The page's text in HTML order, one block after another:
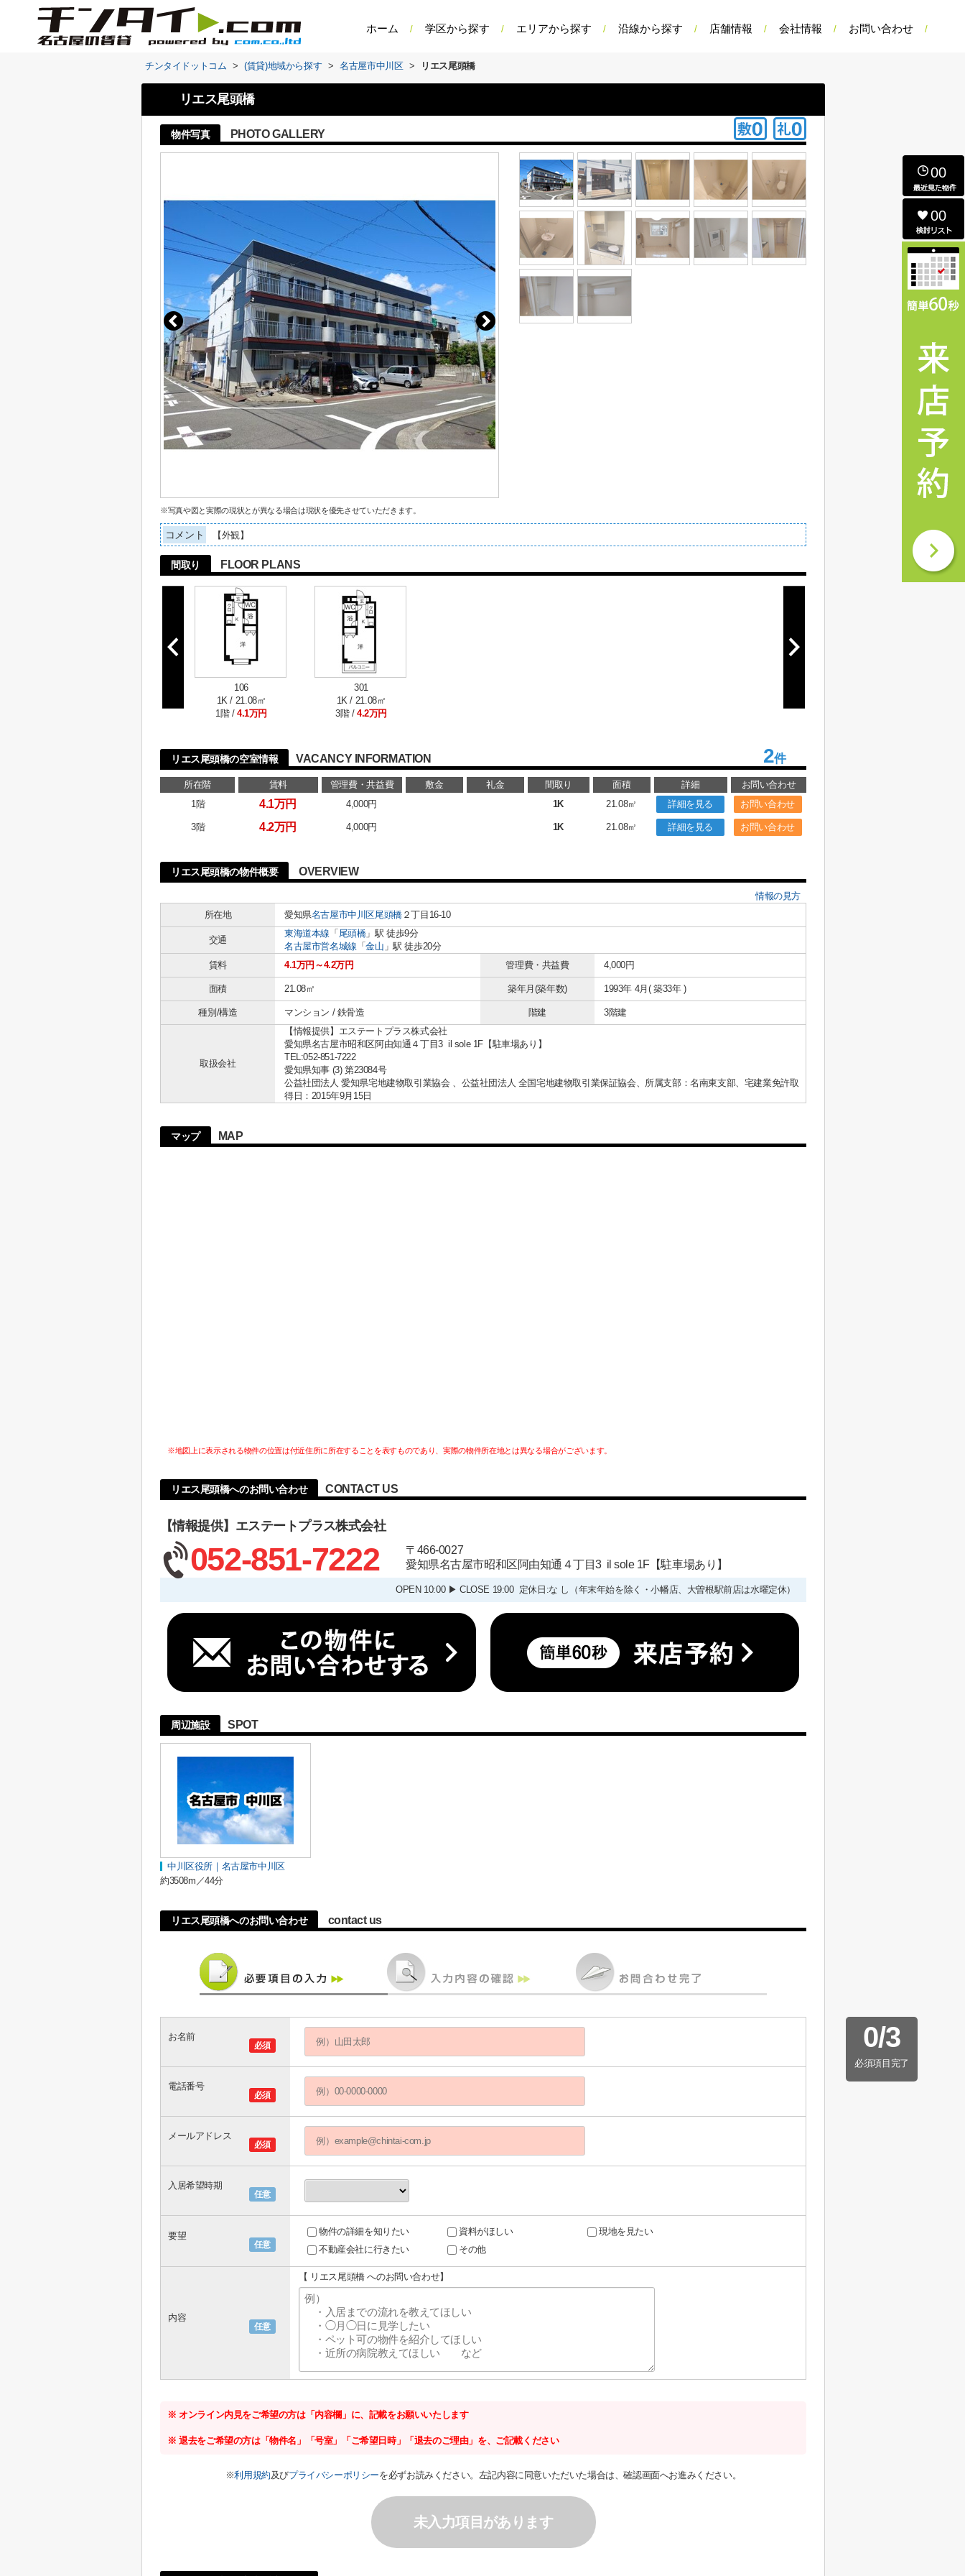
ホーム 学区から探す エリアから探す 沿線から探す 店舗情報 会社情報 お問い合わせ
チンタイドットコム > (賃貸)地域から探す > 名古屋市中川区 > リエス尾頭橋
リエス尾頭橋
物件写真 PHOTO GALLERY
※写真や図と実際の現状とが異なる場合は現状を優先させていただきます。
コメント 【外観】
間取り FLOOR PLANS
106
1K / 21.08㎡
1階 / 4.1万円
301
1K / 21.08㎡
3階 / 4.2万円
リエス尾頭橋の空室情報 VACANCY INFORMATION 2件
所在階 賃料 管理費・共益費 敷金 礼金 間取り 面積 詳細
お問い合わせ
1階
4.1万円 4,000円 1K 21.08㎡ 詳細を見る お問い合わせ
3階 4.2万円 4,000円 1K 21.08㎡ 詳細を見る お問い合わせ
リエス尾頭橋の物件概要 OVERVIEW
情報の見方
所在地
愛知県名古屋市中川区尾頭橋２丁目16-10
交通
東海道本線 「 尾頭橋」駅 徒歩9分
名古屋市営名城線 「金山 」駅 徒歩20分
賃料
4.1万円～4.2万円 管理費・共益費 4,000円
面積 21.08㎡ 築年月(築年数) 1993年 4月( 築33年 )
種別/構造 マンション / 鉄骨造 階建 3階建
取扱会社
【情報提供】エステートプラス株式会社
愛知県名古屋市昭和区阿由知通４丁目3 il sole 1F【駐車場あり】
TEL:052-851-7222
愛知県知事 (3) 第23084号
公益社団法人 愛知県宅地建物取引業協会 、公益社団法人 全国宅地建物取引業保証協会、所属支部：名南東支部、宅建業免許取
得日：2015年9月15日
マップ MAP
※地図上に表示される物件の位置は付近住所に所在することを表すものであり、実際の物件所在地とは異なる場合がございます。
リエス尾頭橋へのお問い合わせ CONTACT US
【情報提供】エステートプラス株式会社
052-851-7222
〒466-0027
愛知県名古屋市昭和区阿由知通４丁目3 il sole 1F【駐車場あり】
OPEN 10:00 ▶ CLOSE 19:00 定休日:な し（年末年始を除く・小幡店、大曽根駅前店は水曜定休）
周辺施設 SPOT
中川区役所｜名古屋市中川区
約3508m／44分
リエス尾頭橋へのお問い合わせ contact us
0/3
必須項目完了
必須
お名前
必須
電話番号
必須
メールアドレス
任意
入居希望時期
任意
要望 物件の詳細を知りたい 資料がほしい
現地を見たい
不動産会社に行きたい
その他
任意
内容
【 リエス尾頭橋 へのお問い合わせ】
※ オンライン内見をご希望の方は「内容欄」に、記載をお願いいたします
※ 退去をご希望の方は「物件名」「号室」「ご希望日時」「退去のご理由」を、ご記載ください
※利用規約及びプライバシーポリシーを必ずお読みください。左記内容に同意いただいた場合は、確認画面へお進みください。
未入力項目があります
00
00